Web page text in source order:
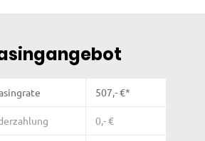
507 ,- €*
0,- €